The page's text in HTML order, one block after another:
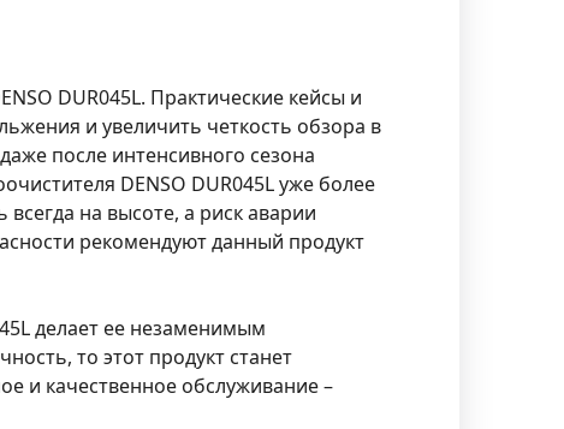
DUR045L. Практические кейсы и
и увеличить четкость обзора в
после интенсивного сезона
DENSO DUR045L уже более
на высоте, а риск аварии
рекомендуют данный продукт
делает ее незаменимым
то этот продукт станет
и качественное обслуживание –